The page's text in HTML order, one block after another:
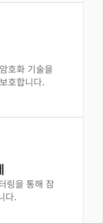
호화 기술을
호합니다.
링을 통해 잠
다.